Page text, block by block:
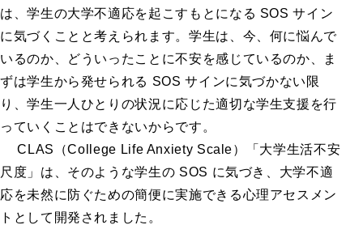
は、学生の大学不適応を起こすもとになる SOS サイン
に気づくことと考えられます。学生は、今、何に悩んで
いるのか、どういったことに不安を感じているのか、ま
ずは学生から発せられる SOS サインに気づかない限
り、学生一人ひとりの状況に応じた適切な学生支援を行
っていくことはできないからです。
CLAS（College Life Anxiety Scale）「大学生活不安
尺度」は、そのような学生の SOS に気づき、大学不適
応を未然に防ぐための簡便に実施できる心理アセスメン
トとして開発されました。
中学校用
高等学校用
大学・短大・専門学校用
海外輸入
検査